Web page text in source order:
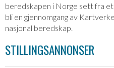
beredskapen i Norge sett fra
bli en gjennomgang av
nasjonal beredskap.
STILLINGSANNONSER